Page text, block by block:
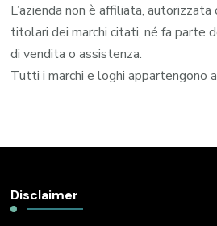
L’azienda non è affiliata,
titolari dei marchi citati, né fa parte
di vendita o assistenza.
Tutti i marchi e loghi appartengono
Disclaimer